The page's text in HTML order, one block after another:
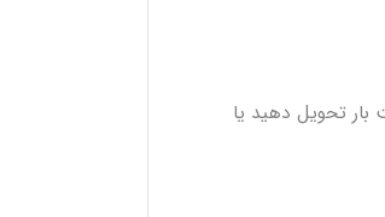
تحویل دهید یا